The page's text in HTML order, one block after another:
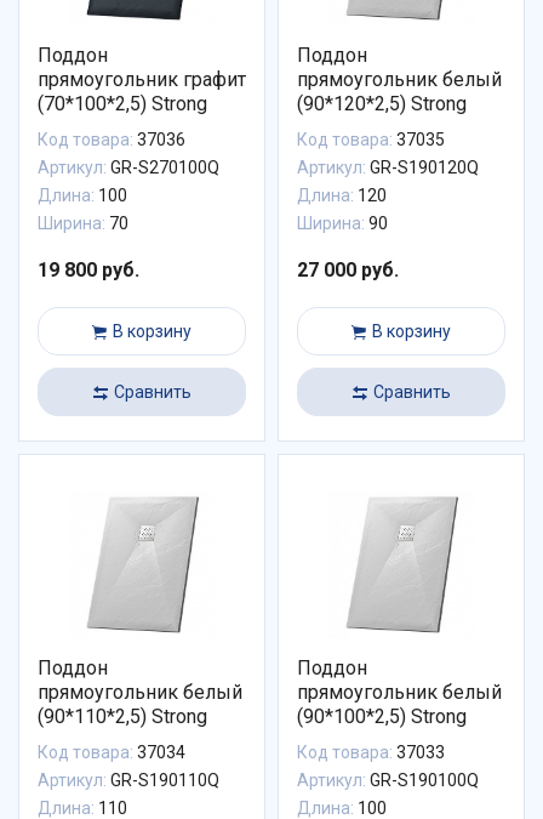
Поддон
прямоугольник графит
(70*100*2,5) Strong
Код товара: 37036
Артикул: GR-S270100Q
Длина: 100
Ширина: 70
19 800 руб.
В корзину
Сравнить
Поддон
прямоугольник белый
(90*120*2,5) Strong
Код товара: 37035
Артикул: GR-S190120Q
Длина: 120
Ширина: 90
27 000 руб.
В корзину
Сравнить
Поддон
прямоугольник белый
(90*110*2,5) Strong
Код товара: 37034
Артикул: GR-S190110Q
Длина: 110
Поддон
прямоугольник белый
(90*100*2,5) Strong
Код товара: 37033
Артикул: GR-S190100Q
Длина: 100